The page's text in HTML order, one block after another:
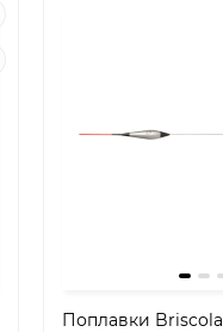
Поплавки Briscola